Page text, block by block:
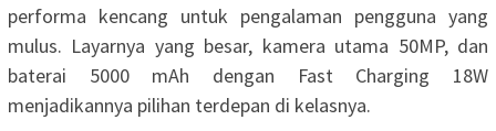
performa kencang untuk pengalaman pengguna yang
mulus. Layarnya yang besar, kamera utama 50MP, dan
baterai 5000 mAh dengan Fast Charging 18W
menjadikannya pilihan terdepan di kelasnya.